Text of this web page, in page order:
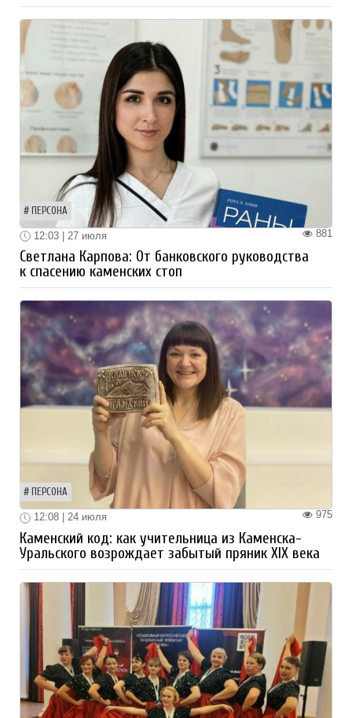
ПЕРСОНА
881
12:03 | 27 июля
Светлана Карпова: От банковского руководства
к спасению каменских стоп
ПЕРСОНА
975
12:08 | 24 июля
Каменский код: как учительница из Каменска-
Уральского возрождает забытый пряник XIX века